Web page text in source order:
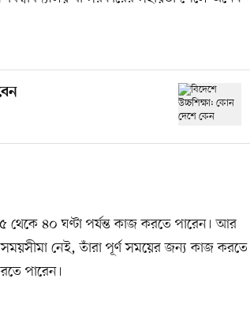
২৫ থেকে ৪০ ঘণ্টা পর্যন্ত কাজ করতে পারেন। আর
নেই, তাঁরা পূর্ণ সময়ের জন্য কাজ করতে
পারেন।